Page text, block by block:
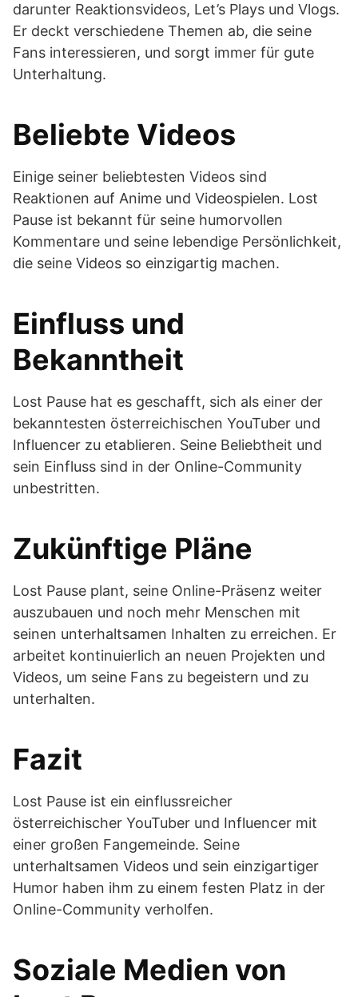
darunter Reaktionsvideos, Let’s Plays und Vlogs.
Er deckt verschiedene Themen ab, die seine
Fans interessieren, und sorgt immer für gute
Unterhaltung.
Beliebte Videos
Einige seiner beliebtesten Videos sind
Reaktionen auf Anime und Videospielen. Lost
Pause ist bekannt für seine humorvollen
Kommentare und seine lebendige Persönlichkeit,
die seine Videos so einzigartig machen.
Einfluss und
Bekanntheit
Lost Pause hat es geschafft, sich als einer der
bekanntesten österreichischen YouTuber und
Influencer zu etablieren. Seine Beliebtheit und
sein Einfluss sind in der Online-Community
unbestritten.
Zukünftige Pläne
Lost Pause plant, seine Online-Präsenz weiter
auszubauen und noch mehr Menschen mit
seinen unterhaltsamen Inhalten zu erreichen. Er
arbeitet kontinuierlich an neuen Projekten und
Videos, um seine Fans zu begeistern und zu
unterhalten.
Fazit
Lost Pause ist ein einflussreicher
österreichischer YouTuber und Influencer mit
einer großen Fangemeinde. Seine
unterhaltsamen Videos und sein einzigartiger
Humor haben ihm zu einem festen Platz in der
Online-Community verholfen.
Soziale Medien von